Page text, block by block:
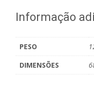
Informação
PESO
DIMENSÕES